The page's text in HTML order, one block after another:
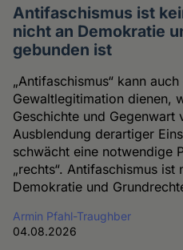
Antifaschismus ist
nicht an Demokratie
gebunden ist
„Antifaschismus“ kann
Gewaltlegitimation dienen,
Geschichte und Gegenwart
Ausblendung derartiger
schwächt eine notwendige
„rechts“. Antifaschismus
Demokratie und
Armin Pfahl-Traughber
04.08.2026